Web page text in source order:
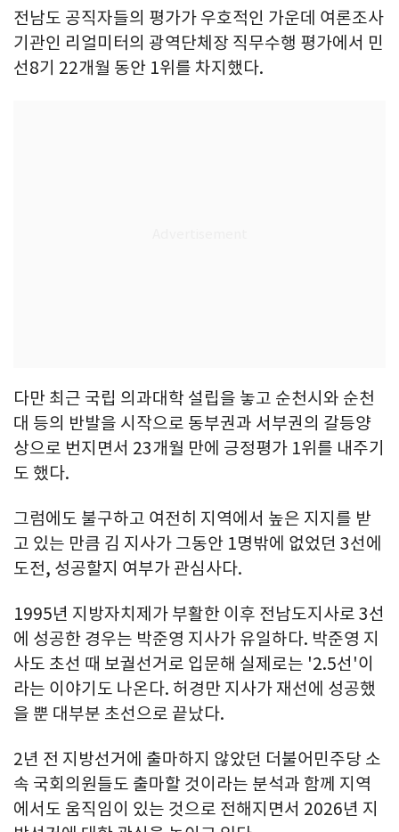
전남도 공직자들의 평가가 우호적인 가운데 여론조사
기관인 리얼미터의 광역단체장 직무수행 평가에서 민
선8기 22개월 동안 1위를 차지했다.
다만 최근 국립 의과대학 설립을 놓고 순천시와 순천
대 등의 반발을 시작으로 동부권과 서부권의 갈등양
상으로 번지면서 23개월 만에 긍정평가 1위를 내주기
도 했다.
그럼에도 불구하고 여전히 지역에서 높은 지지를 받
고 있는 만큼 김 지사가 그동안 1명밖에 없었던 3선에
도전, 성공할지 여부가 관심사다.
1995년 지방자치제가 부활한 이후 전남도지사로 3선
에 성공한 경우는 박준영 지사가 유일하다. 박준영 지
사도 초선 때 보궐선거로 입문해 실제로는 '2.5선'이
라는 이야기도 나온다. 허경만 지사가 재선에 성공했
을 뿐 대부분 초선으로 끝났다.
2년 전 지방선거에 출마하지 않았던 더불어민주당 소
속 국회의원들도 출마할 것이라는 분석과 함께 지역
에서도 움직임이 있는 것으로 전해지면서 2026년 지